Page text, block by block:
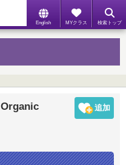
English MYクラス 検索トップ